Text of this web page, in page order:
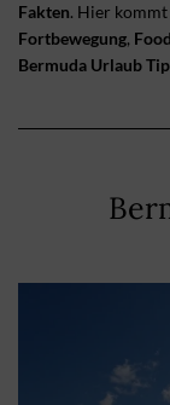
Fakten. Hier kommt
Fortbewegung, Food
Bermuda Urlaub